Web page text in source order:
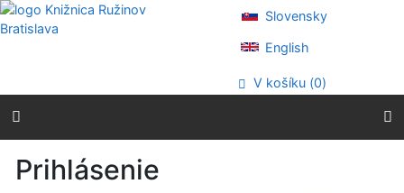
Prejsť na obsah
Prejsť na menu
Prehlásenie o webovej prístupnosti
Slovensky
English
V košíku (0)
Prihlásenie